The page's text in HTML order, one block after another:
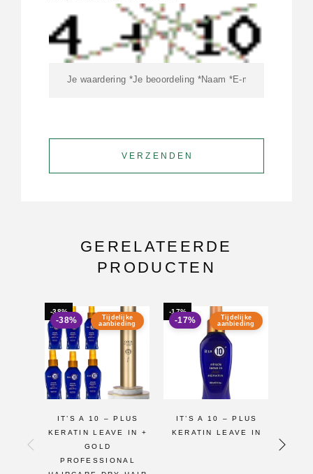
GERELATEERDE
PRODUCTEN
-38%
Tijdelijke
aanbieding
-38%
IT’S A 10 – PLUS
KERATIN LEAVE IN +
GOLD
PROFESSIONAL
-17%
Tijdelijke
aanbieding
-17%
IT’S A 10 – PLUS
KERATIN LEAVE IN